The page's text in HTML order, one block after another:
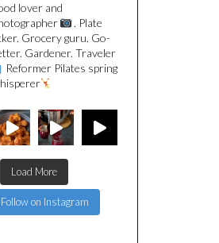
lover and
. Plate
Grocery guru. Go-
Gardener. Traveler
Reformer Pilates spring
Load More
Follow on Instagram